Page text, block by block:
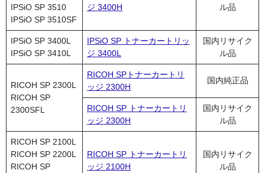
IPSiO SP 3510
IPSiO SP 3510SF
ジ 3400H
ル品
IPSiO SP 3400L
IPSiO SP 3410L
IPSiO SP トナーカートリッ
ジ 3400L
国内リサイク
ル品
RICOH SP 2300L
RICOH SP
2300SFL
RICOH SPトナーカートリ
ッジ 2300H
国内純正品
RICOH SP トナーカートリ
ッジ 2300H
国内リサイク
ル品
RICOH SP 2100L
RICOH SP 2200L
RICOH SP
RICOH SP トナーカートリ
ッジ 2100H
国内リサイク
ル品